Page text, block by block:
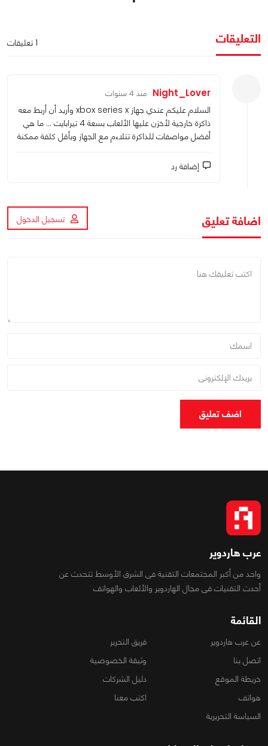
التعليقات 1 تعليقات
Night_Lover منذ 4 سنوات
السلام عليكم عندي جهاز xbox series x وأريد أن أربط معه
ذاكرة خارجية لأخزن عليها الألعاب بسعة 4 تيرابايت ... ما هي
أفضل مواصفات للذاكرة تتلاءم مع الجهاز وبأقل كلفة ممكنة
إضافة رد
اضافة تعليق تسجيل الدخول
اضف تعليق
عرب هاردوير
واحد من أكبر المجتمعات التقنية فى الشرق الأوسط تتحدث عن
أحدث التقنيات فى مجال الهاردوير والألعاب والهواتف
القائمة
عن عرب هاردوير
فريق التحرير
اتصل بنا
وثيقة الخصوصية
خريطة الموقع
دليل الشركات
هواتف
اكتب معنا
السياسة التحريرية